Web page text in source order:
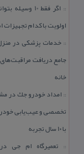
::
اگر فقط 10
اولویت با كدام
:: خدمات پزشكی در
جامع دریافت
خانه
:: امداد خودرو جك در
با ۱۰ سال تجربه
:: تعمیرگاه ام جی